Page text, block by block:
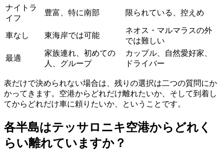
ナイトラ
イフ
豊富、特に南部 限られている、控えめ
車なし 東海岸では可能
ネオス・マルマラスの外
では難しい
最適
家族連れ、初めての
人、グループ
カップル、自然愛好家、
ドライバー
表だけで決められない場合は、残りの選択は二つの質問にか
かってきます。空港からどれだけ離れたいか、そして到着し
てからどれだけ車に頼りたいか、ということです。
各半島はテッサロニキ空港からどれく
らい離れていますか？